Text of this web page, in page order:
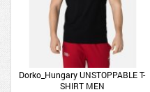
Dorko_Hungary UNSTOPPABLE T-
SHIRT MEN